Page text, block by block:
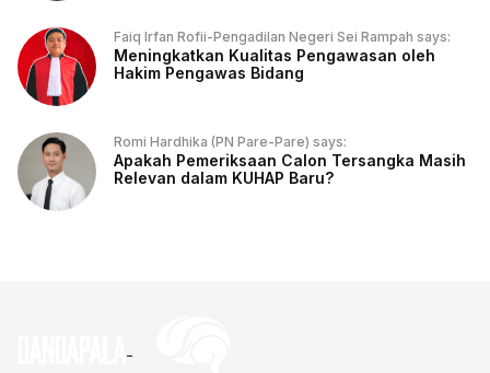
Faiq Irfan Rofii-Pengadilan Negeri Sei Rampah says:
Meningkatkan Kualitas Pengawasan oleh
Hakim Pengawas Bidang
Romi Hardhika (PN Pare-Pare) says:
Apakah Pemeriksaan Calon Tersangka Masih
Relevan dalam KUHAP Baru?